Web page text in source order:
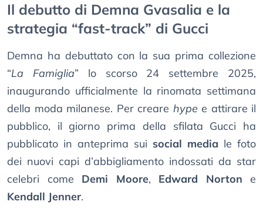
Il debutto di Demna Gvasalia e la
strategia “fast-track” di Gucci
Demna ha debuttato con la sua prima collezione
“La Famiglia” lo scorso 24 settembre 2025,
inaugurando ufficialmente la rinomata settimana
della moda milanese. Per creare hype e attirare il
pubblico, il giorno prima della sfilata Gucci ha
pubblicato in anteprima sui social media le foto
dei nuovi capi d’abbigliamento indossati da star
celebri come Demi Moore, Edward Norton e
Kendall Jenner.